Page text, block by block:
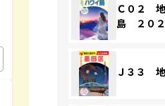
Ｃ０２
島 ２０２
Ｊ３３